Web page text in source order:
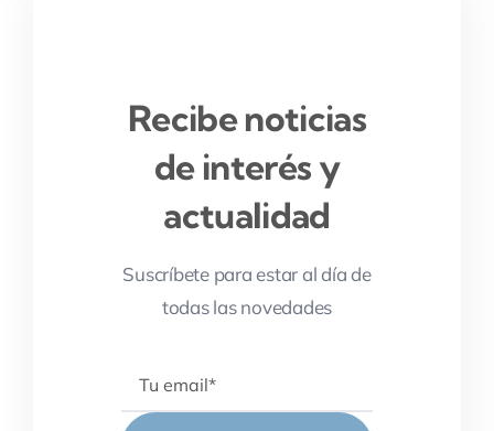
Recibe noticias
de interés y
actualidad
Suscríbete para estar al día de
todas las novedades